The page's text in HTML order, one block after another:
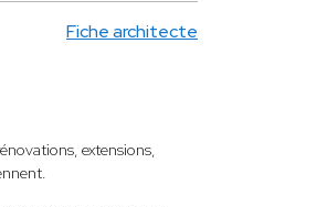
Fiche architecte
extensions,